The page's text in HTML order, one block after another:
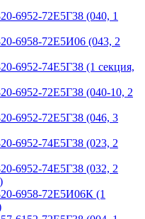
6952-72Е5Г38 (040, 1
6958-72Е5И06 (043, 2
6952-74Е5Г38 (1 секция,
6952-72Е5Г38 (040-10, 2
6952-72Е5Г38 (046, 3
6952-74Е5Г38 (023, 2
6952-74Е5Г38 (032, 2
6958-72Е5И06К (1